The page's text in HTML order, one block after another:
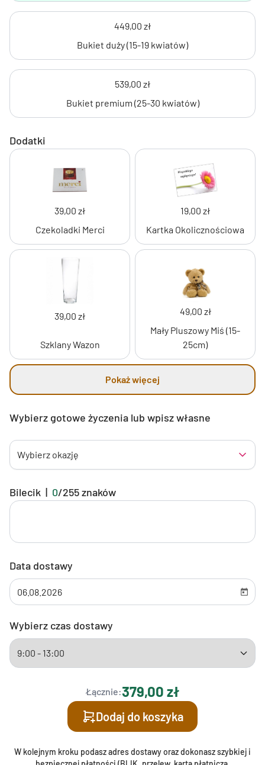
449,00 zł
Bukiet duży (15-19 kwiatów)
539,00 zł
Bukiet premium (25-30 kwiatów)
Dodatki
39,00 zł
Czekoladki Merci
19,00 zł
Kartka Okolicznościowa
39,00 zł
Szklany Wazon
49,00 zł
Mały Pluszowy Miś (15-
25cm)
Pokaż więcej
Wybierz gotowe życzenia lub wpisz własne
Wybierz okazję
Bilecik | 0/255znaków
Data dostawy
Wybierz czas dostawy
Łącznie:379,00 zł
Dodaj do koszyka
W kolejnym kroku podasz adres dostawy oraz dokonasz szybkiej i